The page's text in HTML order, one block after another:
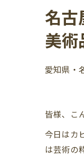
名古
美術
愛知県・
皆様、こ
今日はカ
は芸術の